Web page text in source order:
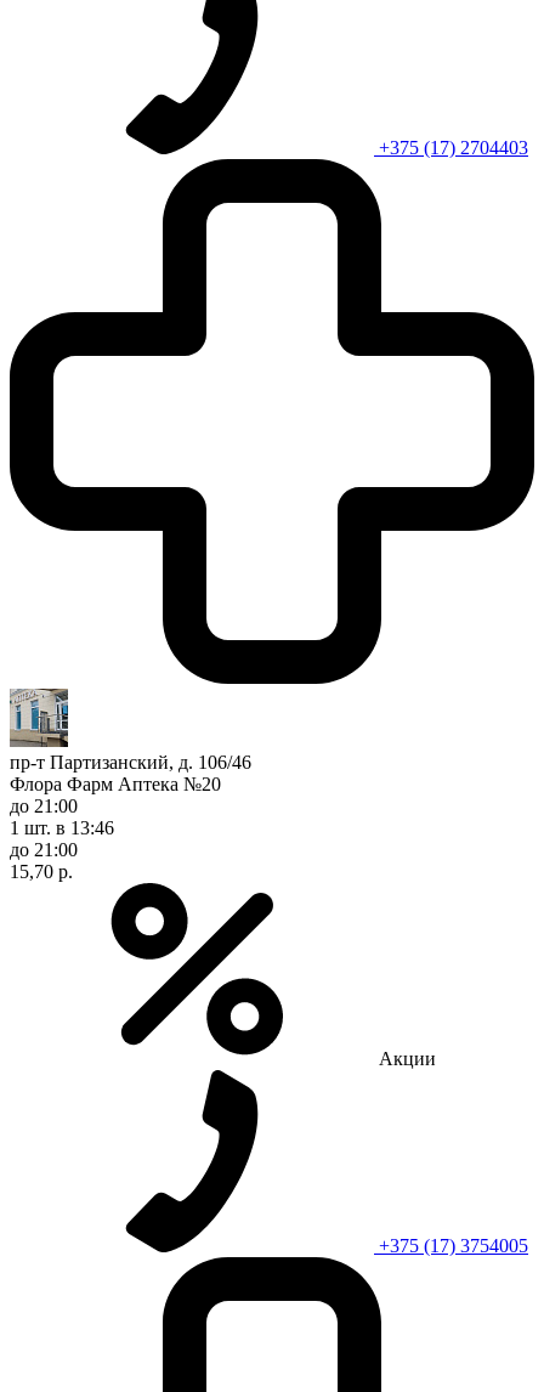
+375 (17) 2704403
пр-т Партизанский, д. 106/46
Флора Фарм Аптека №20
до 21:00
1 шт. в 13:46
до 21:00
15,70 р.
Акции
+375 (17) 3754005